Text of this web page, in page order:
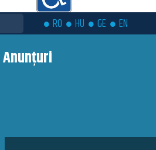
RO HU GE EN
Anunțuri